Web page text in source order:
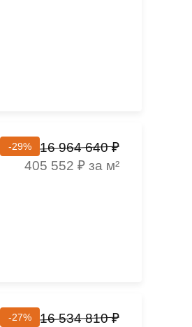
-29%
16 964 640 ₽
405 552 ₽ за м²
-27%
16 534 810 ₽